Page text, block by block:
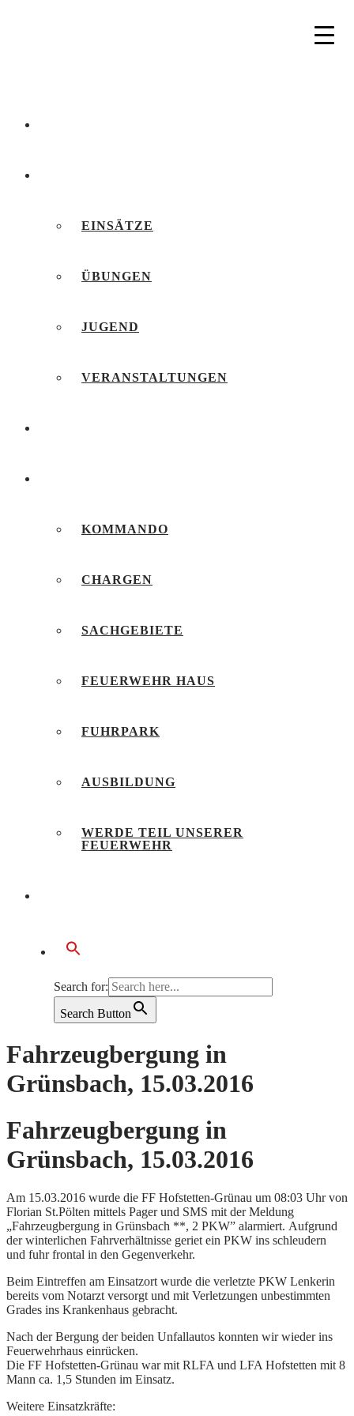
EINSÄTZE
ÜBUNGEN
JUGEND
VERANSTALTUNGEN
KOMMANDO
CHARGEN
SACHGEBIETE
FEUERWEHR HAUS
FUHRPARK
AUSBILDUNG
WERDE TEIL UNSERER
FEUERWEHR
Search for:
Search Button
Fahrzeugbergung in
Grünsbach, 15.03.2016
Fahrzeugbergung in
Grünsbach, 15.03.2016
Am 15.03.2016 wurde die FF Hofstetten-Grünau um 08:03 Uhr von
Florian St.Pölten mittels Pager und SMS mit der Meldung
„Fahrzeugbergung in Grünsbach **, 2 PKW” alarmiert. Aufgrund
der winterlichen Fahrverhältnisse geriet ein PKW ins schleudern
und fuhr frontal in den Gegenverkehr.
Beim Eintreffen am Einsatzort wurde die verletzte PKW Lenkerin
bereits vom Notarzt versorgt und mit Verletzungen unbestimmten
Grades ins Krankenhaus gebracht.
Nach der Bergung der beiden Unfallautos konnten wir wieder ins
Feuerwehrhaus einrücken.
Die FF Hofstetten-Grünau war mit RLFA und LFA Hofstetten mit 8
Mann ca. 1,5 Stunden im Einsatz.
Weitere Einsatzkräfte: